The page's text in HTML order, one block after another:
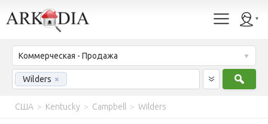
Коммерческая - Продажа
Wilders ×
США > Kentucky > Campbell > Wilders